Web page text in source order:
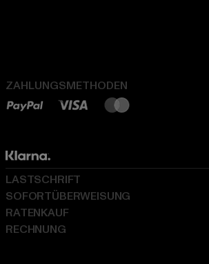
ZAHLUNGSMETHODEN
LASTSCHRIFT
SOFORTÜBERWEISUNG
RATENKAUF
RECHNUNG